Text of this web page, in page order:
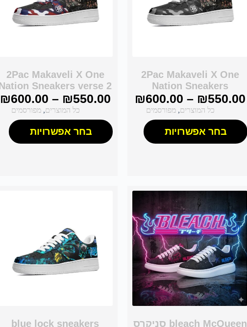
2Pac Makaveli X One
Nation Sneakers
₪550.00
–
₪600.00
כל המוצרים,מפורסמים
בחר אפשרויות
2Pac Makaveli X One
Sneakers verse 2
₪550.00
–
₪600.00
כל המוצרים,מפורסמים
בחר אפשרויות
bleach McQueen סניקרס blue lock sneakers